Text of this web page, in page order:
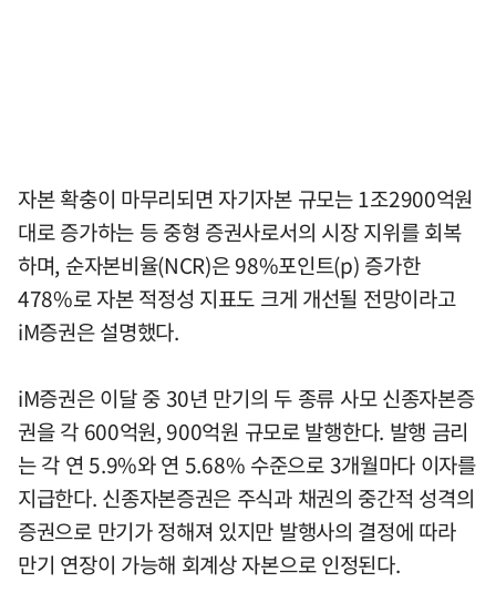
자본 확충이 마무리되면 자기자본 규모는 1조2900억원
대로 증가하는 등 중형 증권사로서의 시장 지위를 회복
하며, 순자본비율(NCR)은 98%포인트(p) 증가한
478%로 자본 적정성 지표도 크게 개선될 전망이라고
iM증권은 설명했다.
iM증권은 이달 중 30년 만기의 두 종류 사모 신종자본증
권을 각 600억원, 900억원 규모로 발행한다. 발행 금리
는 각 연 5.9%와 연 5.68% 수준으로 3개월마다 이자를
지급한다. 신종자본증권은 주식과 채권의 중간적 성격의
증권으로 만기가 정해져 있지만 발행사의 결정에 따라
만기 연장이 가능해 회계상 자본으로 인정된다.